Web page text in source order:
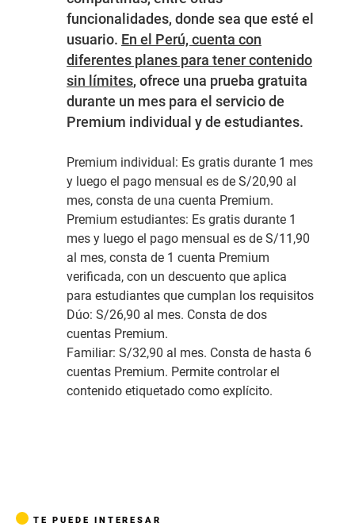
funcionalidades, donde sea que esté el
usuario. En el Perú, cuenta con
diferentes planes para tener contenido
sin límites, ofrece una prueba gratuita
durante un mes para el servicio de
Premium individual y de estudiantes.
Premium individual: Es gratis durante 1 mes
y luego el pago mensual es de S/20,90 al
mes, consta de una cuenta Premium.
Premium estudiantes: Es gratis durante 1
mes y luego el pago mensual es de S/11,90
al mes, consta de 1 cuenta Premium
verificada, con un descuento que aplica
para estudiantes que cumplan los requisitos
Dúo: S/26,90 al mes. Consta de dos
cuentas Premium.
Familiar: S/32,90 al mes. Consta de hasta 6
cuentas Premium. Permite controlar el
contenido etiquetado como explícito.
TE PUEDE INTERESAR